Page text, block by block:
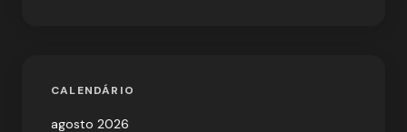
CALENDÁRIO
agosto 2026